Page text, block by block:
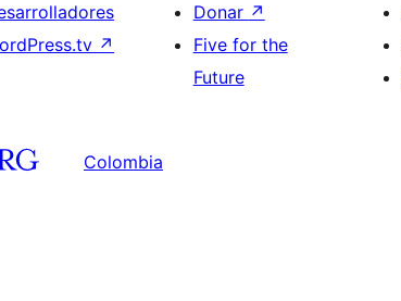
↗
Donar ↗
Five for the
Future
Colombia